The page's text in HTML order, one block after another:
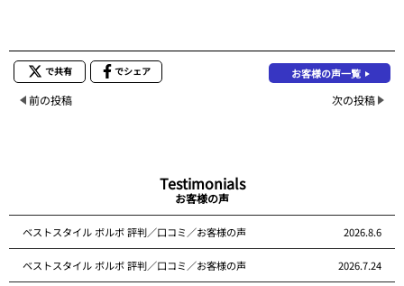
で共有 でシェア お客様の声一覧
前の投稿 次の投稿
Testimonials
お客様の声
ベストスタイル ボルボ 評判／口コミ／お客様の声 2026.8.6
ベストスタイル ボルボ 評判／口コミ／お客様の声 2026.7.24